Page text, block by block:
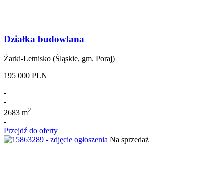
Działka budowlana
Żarki-Letnisko (Śląskie, gm. Poraj)
195 000 PLN
-
-
2683 m2
-
Przejdź do oferty
Na sprzedaż